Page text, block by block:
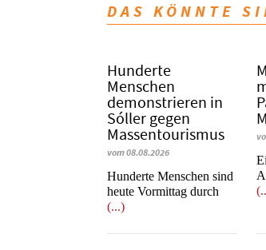
DAS KÖNNTE
Hunderte
Menschen
demonstrieren in
Sóller gegen
Massentourismus
vom 08.08.2026
Hunderte Menschen sind
heute Vormittag durch
(...)